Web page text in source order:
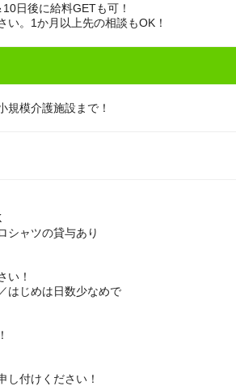
日後に給料GETも可！
い。1か月以上先の相談もOK！
規模介護施設まで！
ャツの貸与あり
い！
じめは日数少なめで
付けください！